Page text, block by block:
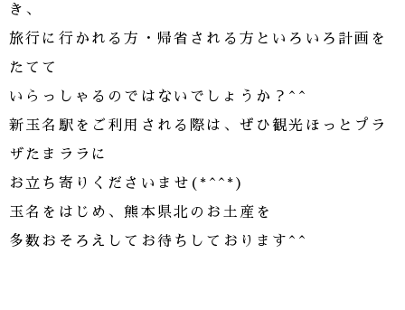
き、
旅行に行かれる方・帰省される方といろいろ計画を
たてて
いらっしゃるのではないでしょうか？^^
新玉名駅をご利用される際は、ぜひ観光ほっとプラ
ザたまララに
お立ち寄りくださいませ(*^^*)
玉名をはじめ、熊本県北のお土産を
多数おそろえしてお待ちしております^^